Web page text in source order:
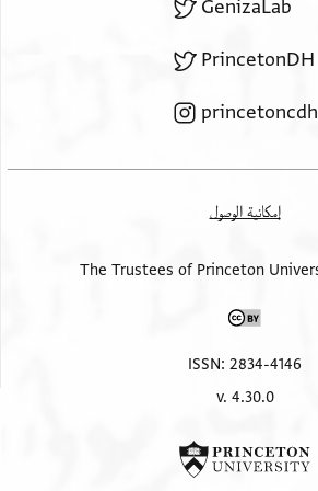
GenizaLab
PrincetonDH
princetoncdh
إمكانية الوصول
ISSN: 2834-4146
v. 4.30.0